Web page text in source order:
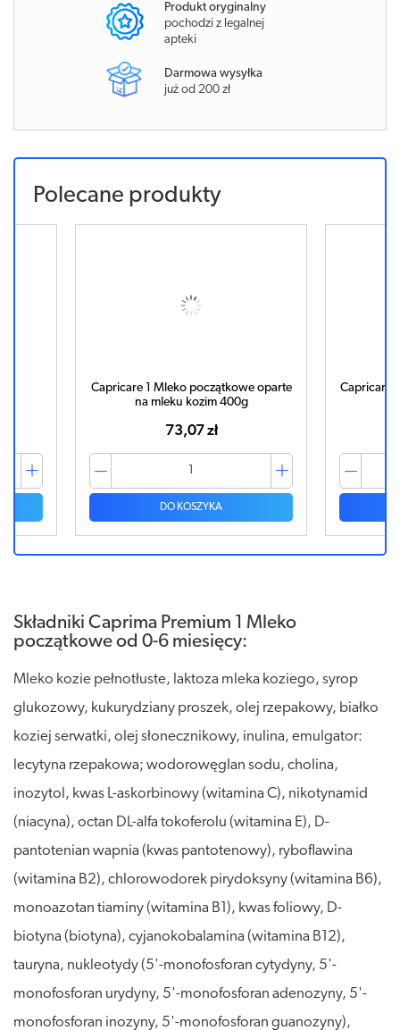
Produkt oryginalny
pochodzi z legalnej
apteki
Darmowa wysyłka
już od 200 zł
Polecane produkty
Capricare 1 Mleko początkowe oparte
na mleku kozim 400g
73,07 zł
DO KOSZYKA
Capricare
Składniki Caprima Premium 1 Mleko
początkowe od 0-6 miesięcy:
Mleko kozie pełnotłuste, laktoza mleka koziego, syrop
glukozowy, kukurydziany proszek, olej rzepakowy, białko
koziej serwatki, olej słonecznikowy, inulina, emulgator:
lecytyna rzepakowa; wodorowęglan sodu, cholina,
inozytol, kwas L-askorbinowy (witamina C), nikotynamid
(niacyna), octan DL-alfa tokoferolu (witamina E), D-
pantotenian wapnia (kwas pantotenowy), ryboflawina
(witamina B2), chlorowodorek pirydoksyny (witamina B6),
monoazotan tiaminy (witamina B1), kwas foliowy, D-
biotyna (biotyna), cyjanokobalamina (witamina B12),
tauryna, nukleotydy (5'-monofosforan cytydyny, 5'-
monofosforan urydyny, 5'-monofosforan adenozyny, 5'-
monofosforan inozyny, 5'-monofosforan guanozyny),